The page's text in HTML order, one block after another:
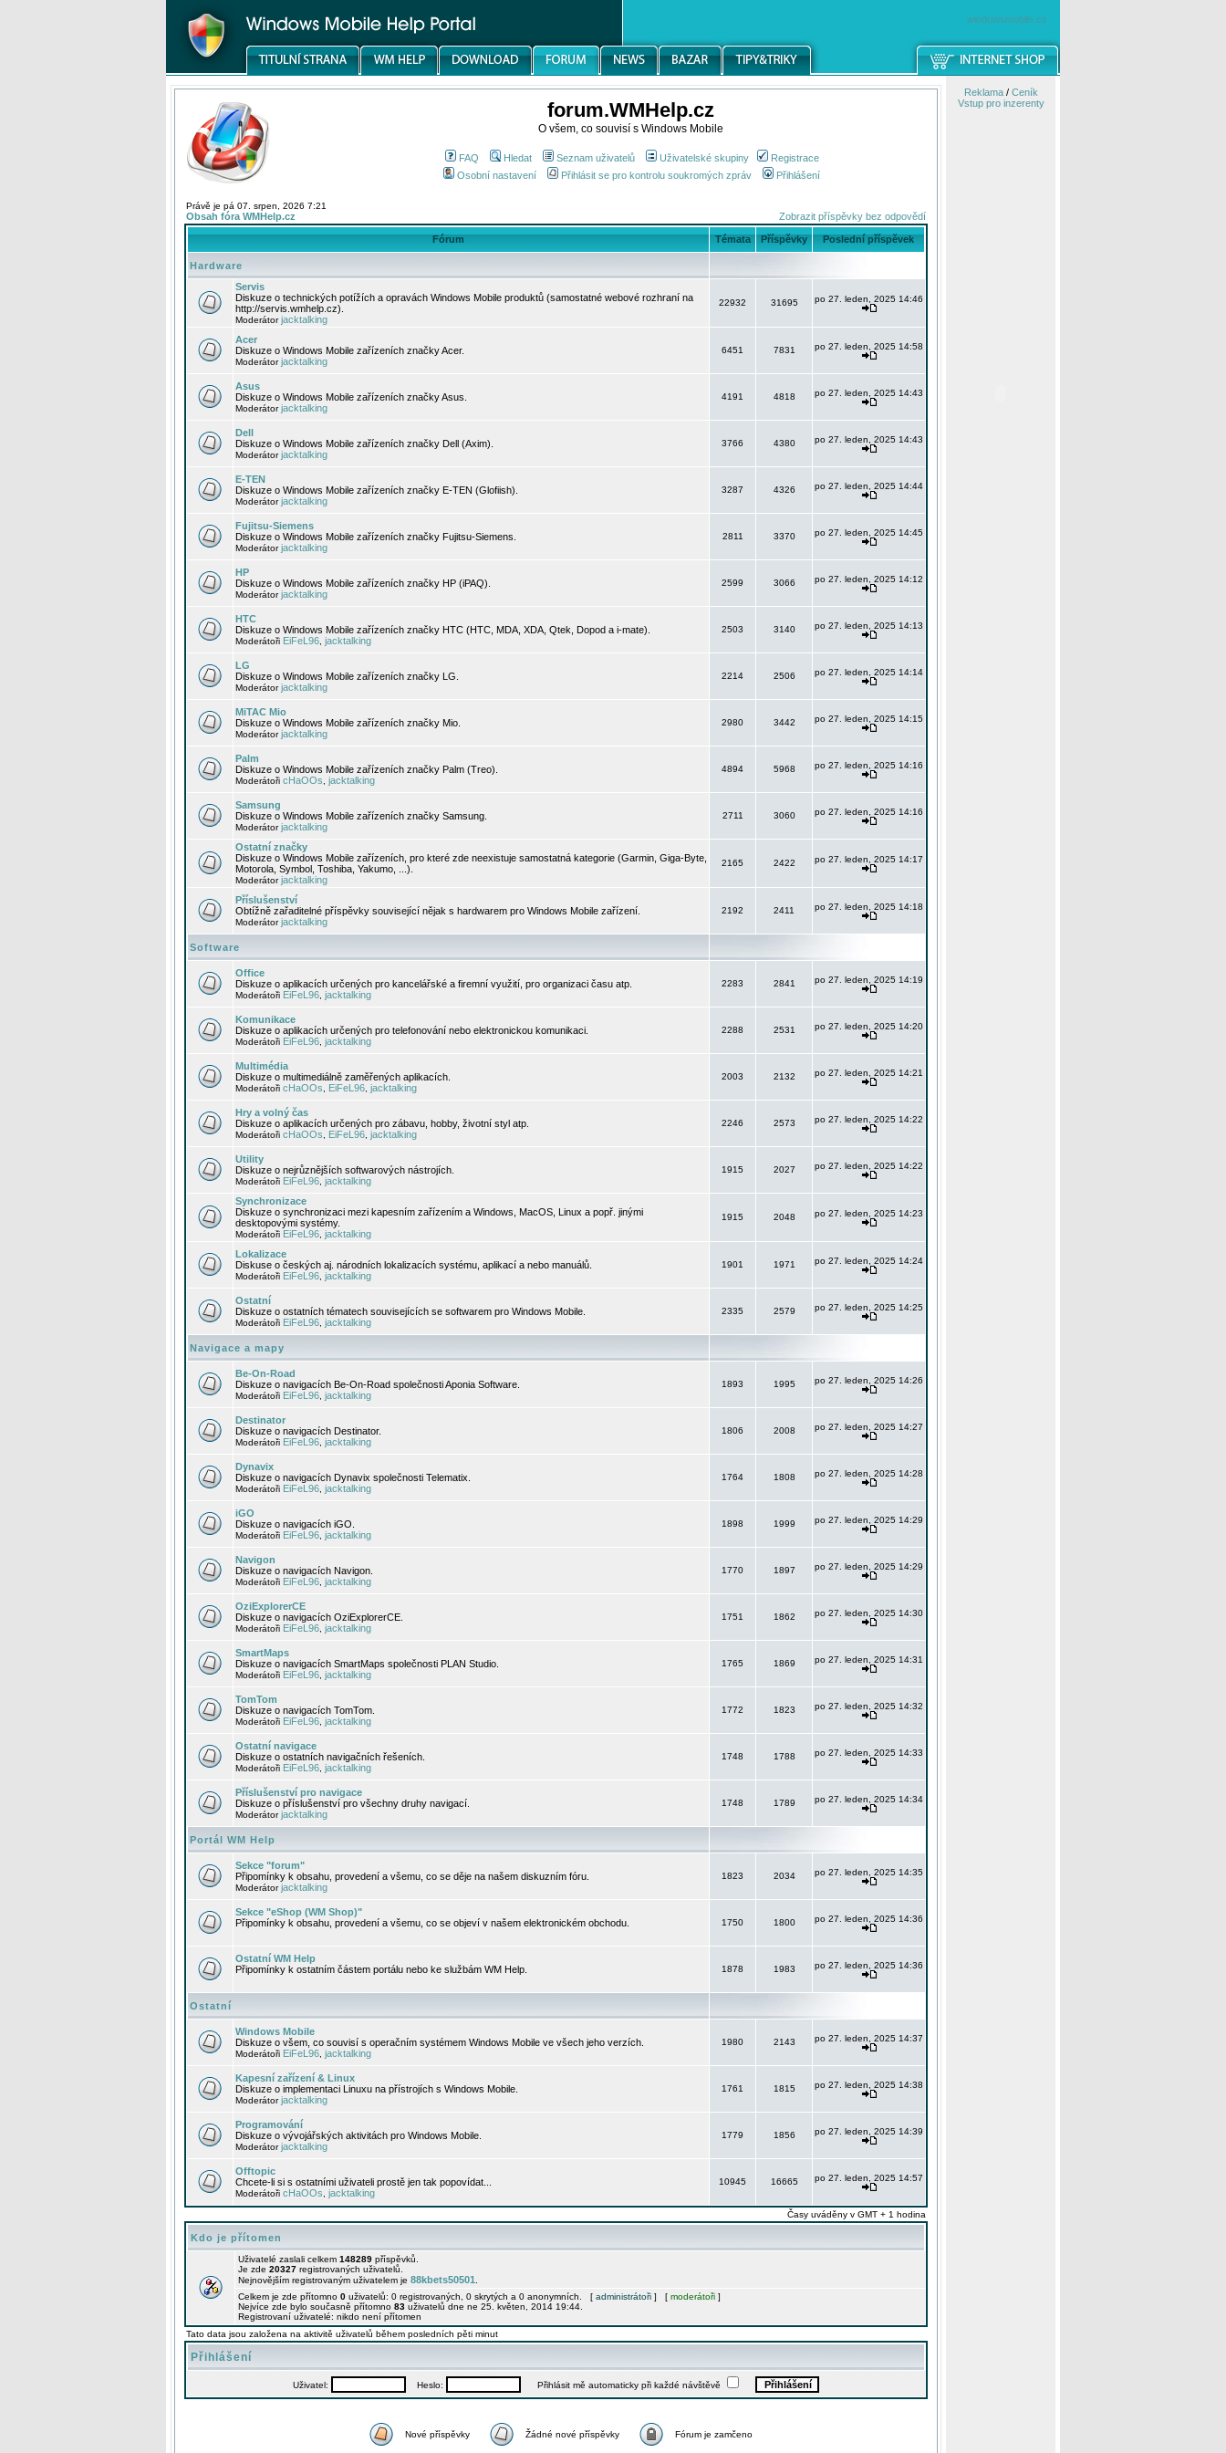
windowsmobile.cz
forum.WMHelp.cz
O všem, co souvisí s Windows Mobile
FAQ Hledat Seznam uživatelů Uživatelské skupiny
Registrace
Osobní nastavení
Přihlásit se pro kontrolu soukromých zpráv Přihlášení
Právě je pá 07. srpen, 2026 7:21
Obsah fóra WMHelp.cz Zobrazit příspěvky bez odpovědí
Fórum Témata Příspěvky Poslední příspěvek
Hardware
Servis
Diskuze o technických potížích a opravách Windows Mobile produktů (samostatné webové rozhraní na
http://servis.wmhelp.cz).
Moderátorjacktalking
22932 31695 po 27. leden, 2025 14:46
Acer
Diskuze o Windows Mobile zařízeních značky Acer.
Moderátorjacktalking
6451 7831 po 27. leden, 2025 14:58
Asus
Diskuze o Windows Mobile zařízeních značky Asus.
Moderátorjacktalking
4191 4818 po 27. leden, 2025 14:43
Dell
Diskuze o Windows Mobile zařízeních značky Dell (Axim).
Moderátorjacktalking
3766 4380 po 27. leden, 2025 14:43
E-TEN
Diskuze o Windows Mobile zařízeních značky E-TEN (Glofiish).
Moderátorjacktalking
3287 4326 po 27. leden, 2025 14:44
Fujitsu-Siemens
Diskuze o Windows Mobile zařízeních značky Fujitsu-Siemens.
Moderátorjacktalking
2811 3370 po 27. leden, 2025 14:45
HP
Diskuze o Windows Mobile zařízeních značky HP (iPAQ).
Moderátorjacktalking
2599 3066 po 27. leden, 2025 14:12
HTC
Diskuze o Windows Mobile zařízeních značky HTC (HTC, MDA, XDA, Qtek, Dopod a i-mate).
Moderátoři EiFeL96 jacktalking
2503 3140 po 27. leden, 2025 14:13
LG
Diskuze o Windows Mobile zařízeních značky LG.
Moderátorjacktalking
2214 2506 po 27. leden, 2025 14:14
MiTAC Mio
Diskuze o Windows Mobile zařízeních značky Mio.
Moderátorjacktalking
2980 3442 po 27. leden, 2025 14:15
Palm
Diskuze o Windows Mobile zařízeních značky Palm (Treo).
Moderátoři cHaOOs jacktalking
4894 5968 po 27. leden, 2025 14:16
Samsung
Diskuze o Windows Mobile zařízeních značky Samsung.
Moderátorjacktalking
2711 3060 po 27. leden, 2025 14:16
Ostatní značky
Diskuze o Windows Mobile zařízeních, pro které zde neexistuje samostatná kategorie (Garmin, Giga-Byte,
Motorola, Symbol, Toshiba, Yakumo, ...).
Moderátorjacktalking
2165 2422 po 27. leden, 2025 14:17
Příslušenství
Obtížně zařaditelné příspěvky související nějak s hardwarem pro Windows Mobile zařízení.
Moderátorjacktalking
2192 2411 po 27. leden, 2025 14:18
Software
Office
Diskuze o aplikacích určených pro kancelářské a firemní využití, pro organizaci času atp.
Moderátoři EiFeL96 jacktalking
2283 2841 po 27. leden, 2025 14:19
Komunikace
Diskuze o aplikacích určených pro telefonování nebo elektronickou komunikaci.
Moderátoři EiFeL96 jacktalking
2288 2531 po 27. leden, 2025 14:20
Multimédia
Diskuze o multimediálně zaměřených aplikacích.
Moderátoři cHaOOs EiFeL96 jacktalking
2003 2132 po 27. leden, 2025 14:21
Hry a volný čas
Diskuze o aplikacích určených pro zábavu, hobby, životní styl atp.
Moderátoři cHaOOs EiFeL96 jacktalking
2246 2573 po 27. leden, 2025 14:22
Utility
Diskuze o nejrůznějších softwarových nástrojích.
Moderátoři EiFeL96 jacktalking
1915 2027 po 27. leden, 2025 14:22
Synchronizace
Diskuze o synchronizaci mezi kapesním zařízením a Windows, MacOS, Linux a popř. jinými
desktopovými systémy.
Moderátoři EiFeL96 jacktalking
1915 2048 po 27. leden, 2025 14:23
Lokalizace
Diskuse o českých aj. národních lokalizacích systému, aplikací a nebo manuálů.
Moderátoři EiFeL96 jacktalking
1901 1971 po 27. leden, 2025 14:24
Ostatní
Diskuze o ostatních tématech souvisejících se softwarem pro Windows Mobile.
Moderátoři EiFeL96 jacktalking
2335 2579 po 27. leden, 2025 14:25
Navigace a mapy
Be-On-Road
Diskuze o navigacích Be-On-Road společnosti Aponia Software.
Moderátoři EiFeL96 jacktalking
1893 1995 po 27. leden, 2025 14:26
Destinator
Diskuze o navigacích Destinator.
Moderátoři EiFeL96 jacktalking
1806 2008 po 27. leden, 2025 14:27
Dynavix
Diskuze o navigacích Dynavix společnosti Telematix.
Moderátoři EiFeL96 jacktalking
1764 1808 po 27. leden, 2025 14:28
iGO
Diskuze o navigacích iGO.
Moderátoři EiFeL96 jacktalking
1898 1999 po 27. leden, 2025 14:29
Navigon
Diskuze o navigacích Navigon.
Moderátoři EiFeL96 jacktalking
1770 1897 po 27. leden, 2025 14:29
OziExplorerCE
Diskuze o navigacích OziExplorerCE.
Moderátoři EiFeL96 jacktalking
1751 1862 po 27. leden, 2025 14:30
SmartMaps
Diskuze o navigacích SmartMaps společnosti PLAN Studio.
Moderátoři EiFeL96 jacktalking
1765 1869 po 27. leden, 2025 14:31
TomTom
Diskuze o navigacích TomTom.
Moderátoři EiFeL96 jacktalking
1772 1823 po 27. leden, 2025 14:32
Ostatní navigace
Diskuze o ostatních navigačních řešeních.
Moderátoři EiFeL96 jacktalking
1748 1788 po 27. leden, 2025 14:33
Příslušenství pro navigace
Diskuze o příslušenství pro všechny druhy navigací.
Moderátorjacktalking
1748 1789 po 27. leden, 2025 14:34
Portál WM Help
Sekce "forum"
Připomínky k obsahu, provedení a všemu, co se děje na našem diskuzním fóru.
Moderátorjacktalking
1823 2034 po 27. leden, 2025 14:35
Sekce "eShop (WM Shop)"
Připomínky k obsahu, provedení a všemu, co se objeví v našem elektronickém obchodu.
1750 1800 po 27. leden, 2025 14:36
Ostatní WM Help
Připomínky k ostatním částem portálu nebo ke službám WM Help.
1878 1983 po 27. leden, 2025 14:36
Ostatní
Windows Mobile
Diskuze o všem, co souvisí s operačním systémem Windows Mobile ve všech jeho verzích.
Moderátoři EiFeL96 jacktalking
1980 2143 po 27. leden, 2025 14:37
Kapesní zařízení & Linux
Diskuze o implementaci Linuxu na přístrojích s Windows Mobile.
Moderátorjacktalking
1761 1815 po 27. leden, 2025 14:38
Programování
Diskuze o vývojářských aktivitách pro Windows Mobile.
Moderátorjacktalking
1779 1856 po 27. leden, 2025 14:39
Offtopic
Chcete-li si s ostatními uživateli prostě jen tak popovídat...
Moderátoři cHaOOs jacktalking
10945 16665 po 27. leden, 2025 14:57
Časy uváděny v GMT + 1 hodina
Kdo je přítomen
Uživatelé zaslali celkem 148289 příspěvků.
Je zde 20327 registrovaných uživatelů.
Nejnovějším registrovaným uživatelem je 88kbets50501
Celkem je zde přítomno 0 uživatelů: 0 registrovaných, 0 skrytých a 0 anonymních. [ administrátoři ] [ moderátoři ]
Nejvíce zde bylo současně přítomno 83 uživatelů dne ne 25. květen, 2014 19:44.
Registrovaní uživatelé: nikdo není přítomen
Tato data jsou založena na aktivitě uživatelů během posledních pěti minut
Přihlášení
Uživatel: Heslo: Přihlásit mě automaticky při každé návštěvě
Nové příspěvky Žádné nové příspěvky Fórum je zamčeno
Reklama/ Ceník
Vstup pro inzerenty